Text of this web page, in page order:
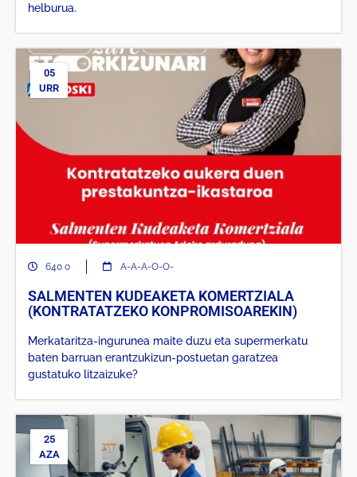
helburua.
05
URR
640 o A-A-A-O-O-
SALMENTEN KUDEAKETA KOMERTZIALA
(KONTRATATZEKO KONPROMISOAREKIN)
Merkataritza-ingurunea maite duzu eta supermerkatu
baten barruan erantzukizun-postuetan garatzea
gustatuko litzaizuke?
25
AZA